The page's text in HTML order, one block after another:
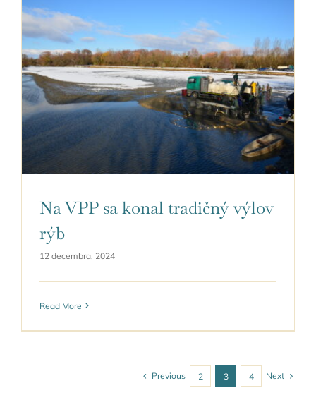
Na VPP sa konal tradičný výlov
rýb
12 decembra, 2024
Read More
Previous 2 3 4 Next